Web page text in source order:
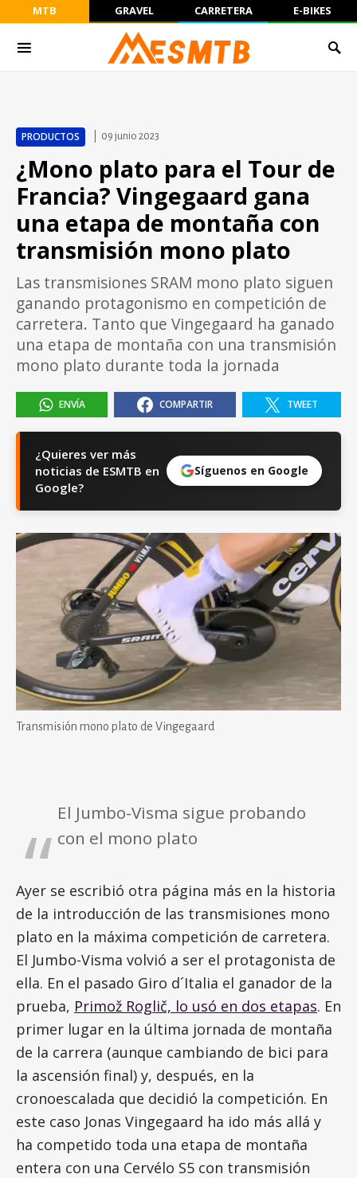
MTB GRAVEL CARRETERA E-BIKES
PRODUCTOS 09 junio 2023
¿Mono plato para el Tour de
Francia? Vingegaard gana
una etapa de montaña con
transmisión mono plato
Las transmisiones SRAM mono plato siguen
ganando protagonismo en competición de
carretera. Tanto que Vingegaard ha ganado
una etapa de montaña con una transmisión
mono plato durante toda la jornada
ENVÍA COMPARTIR TWEET
¿Quieres ver más
noticias de ESMTB en
Google?
Síguenos en Google
Transmisión mono plato de Vingegaard
El Jumbo-Visma sigue probando
con el mono plato
Ayer se escribió otra página más en la historia
de la introducción de las transmisiones mono
plato en la máxima competición de carretera.
El Jumbo-Visma volvió a ser el protagonista de
ella. En el pasado Giro d´Italia el ganador de la
prueba, Primož Roglič, lo usó en dos etapas. En
primer lugar en la última jornada de montaña
de la carrera (aunque cambiando de bici para
la ascensión final) y, después, en la
cronoescalada que decidió la competición. En
este caso Jonas Vingegaard ha ido más allá y
ha competido toda una etapa de montaña
entera con una Cervélo S5 con transmisión